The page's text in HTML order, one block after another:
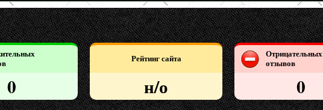
0
Рейтинг сайта
н/о
Отрицательных
отзывов
0